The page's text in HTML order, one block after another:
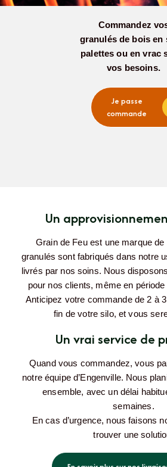
Commandez
granulés de bois en
palettes ou en vrac
vos besoins.
Je passe
commande
Un
Grain de Feu est une marque
granulés sont fabriqués dans notre
livrés par nos soins. Nous
pour nos clients, même en
Anticipez votre commande de 2 à
fin de votre silo, et vous
Un vrai service de
Quand vous commandez, vous
notre équipe d’Engenville. Nous
ensemble, avec un délai
semaines.
En cas d’urgence, nous faisons
trouver une